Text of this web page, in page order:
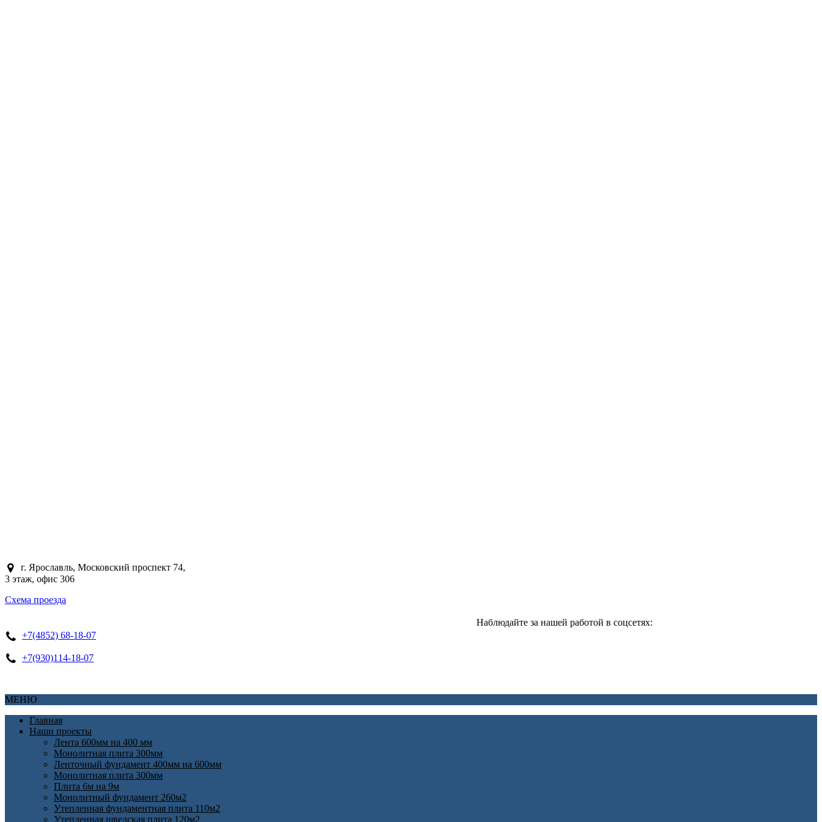
г. Ярославль, Московский проспект 74,
3 этаж, офис 306
Схема проезда
Наблюдайте за нашей работой в соцсетях:
+7(4852) 68-18-07
+7(930)114-18-07
МЕНЮ
Главная
Наши проекты
Лента 600мм на 400 мм
Монолитная плита 300мм
Ленточный фундамент 400мм на 600мм
Монолитная плита 300мм
Плита 6м на 9м
Монолитный фундамент 260м2
Утепленная фундаментная плита 110м2
Утепленная шведская плита 120м2